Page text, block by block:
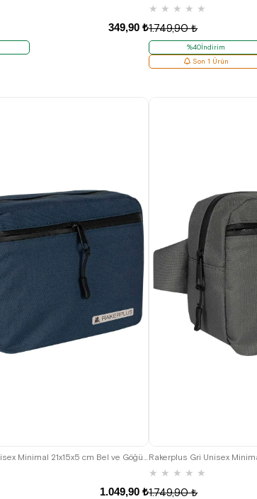
349,90 ₺
★ ★ ★ ★ ★
1.749,90 ₺
%40İndirim
Son 1 Ürün
Rakerplus Lacivert Unisex Minimal 21x15x5 cm Bel ve Göğüs Çantası
1.049,90 ₺
★ ★ ★ ★ ★
1.749,90 ₺